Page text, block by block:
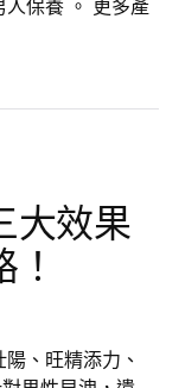
大效果
、旺精添力、